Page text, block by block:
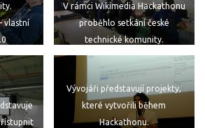
vlastní
V rámci Wikimedia Hackathonu
proběhlo setkání české
technické komunity.
Autor: Klára Joklová – vlastní
dílo, CC BY-SA 4.0
Vývojáři představují projekty,
které vytvořili během
Hackathonu.